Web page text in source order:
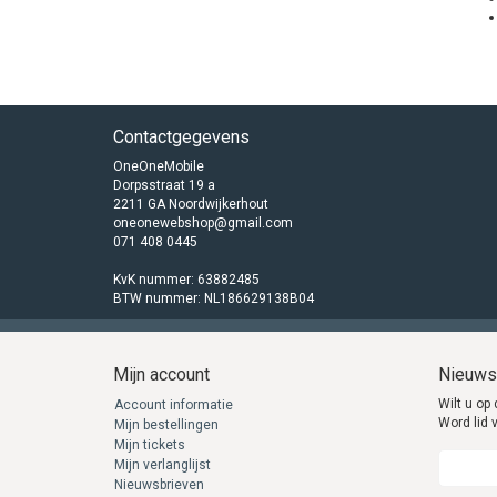
Contactgegevens
OneOneMobile
Dorpsstraat 19 a
2211 GA Noordwijkerhout
oneonewebshop@gmail.com
071 408 0445
KvK nummer: 63882485
BTW nummer: NL186629138B04
Mijn account
Account informatie
Mijn bestellingen
Mijn tickets
Mijn verlanglijst
Nieuwsbrieven
Wilt u op
Word lid